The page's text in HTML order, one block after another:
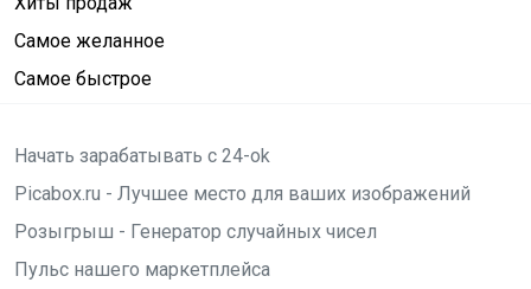
Самое желанное
Самое быстрое
Начать зарабатывать с 24-ok
Picabox.ru - Лучшее место для ваших изображений
Розыгрыш - Генератор случайных чисел
Пульс нашего маркетплейса